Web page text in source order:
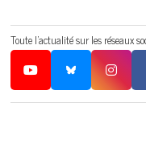
Toute l'actualité sur les réseaux